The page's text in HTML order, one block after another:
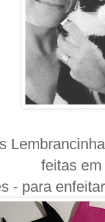
feitas
- para